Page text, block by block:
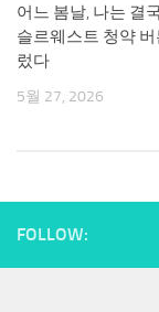
어느 봄날, 나는 결
슬르웨스트 청약
렀다
5월 27, 2026
FOLLOW: